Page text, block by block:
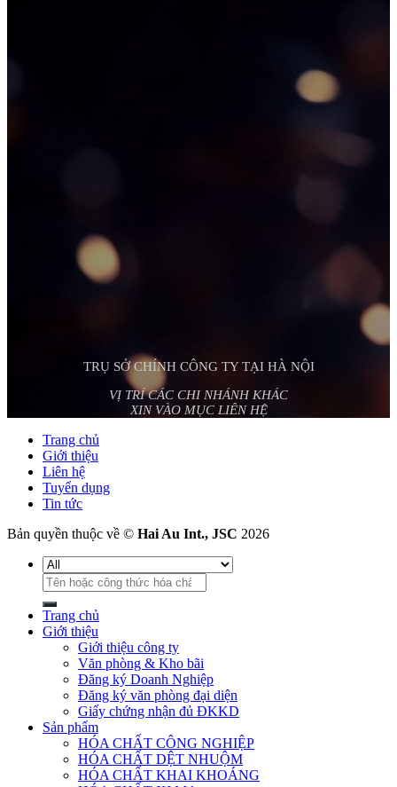
TRỤ SỞ CHÍNH CÔNG TY TẠI HÀ NỘI
VỊ TRÍ CÁC CHI NHÁNH KHÁC
XIN VÀO MỤC LIÊN HỆ
Trang chủ
Giới thiệu
Liên hệ
Tuyển dụng
Tin tức
Bản quyền thuộc về © Hai Au Int., JSC 2026
Tìm
kiếm:
Trang chủ
Giới thiệu
Giới thiệu công ty
Văn phòng & Kho bãi
Đăng ký Doanh Nghiệp
Đăng ký văn phòng đại diện
Giấy chứng nhận đủ ĐKKD
Sản phẩm
HÓA CHẤT CÔNG NGHIỆP
HÓA CHẤT DỆT NHUỘM
HÓA CHẤT KHAI KHOÁNG